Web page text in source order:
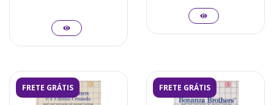
FRETE GRÁTIS FRETE GRÁTIS